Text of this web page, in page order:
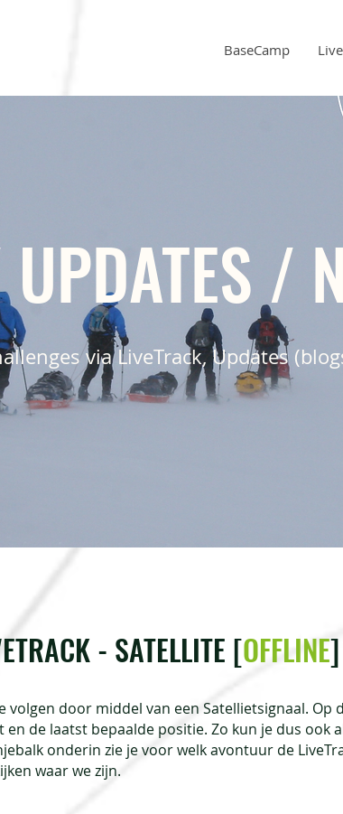
BaseCamp
/
via LiveTrack, Updates
- SATELLITE [OFFLINE]
volgen door middel van een Satellietsignaal.
de laatst bepaalde positie. Zo kun je dus ook
onderin zie je voor welk avontuur de
waar we zijn.